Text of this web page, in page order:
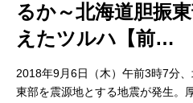
るか～北海道胆振
えたツルハ【前…
2018年9月6日（木）午前3時7分
東部を震源地とする地震が発生。